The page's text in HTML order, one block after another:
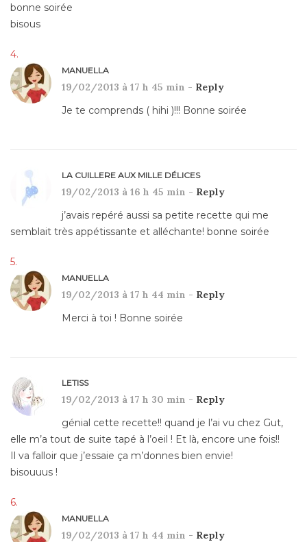
bonne soirée
bisous
MANUELLA
19/02/2013 à 17 h 45 min - Reply
Je te comprends ( hihi )!!! Bonne soirée
LA CUILLERE AUX MILLE DÉLICES
19/02/2013 à 16 h 45 min - Reply
j’avais repéré aussi sa petite recette qui me
semblait très appétissante et alléchante! bonne soirée
MANUELLA
19/02/2013 à 17 h 44 min - Reply
Merci à toi ! Bonne soirée
LETISS
19/02/2013 à 17 h 30 min - Reply
génial cette recette!! quand je l’ai vu chez Gut,
elle m’a tout de suite tapé à l’oeil ! Et là, encore une fois!!
Il va falloir que j’essaie ça m’donnes bien envie!
bisouuus !
MANUELLA
19/02/2013 à 17 h 44 min - Reply